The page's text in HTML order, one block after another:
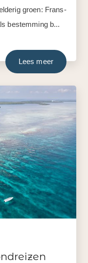
groen: Frans-
bestemming b...
Lees meer